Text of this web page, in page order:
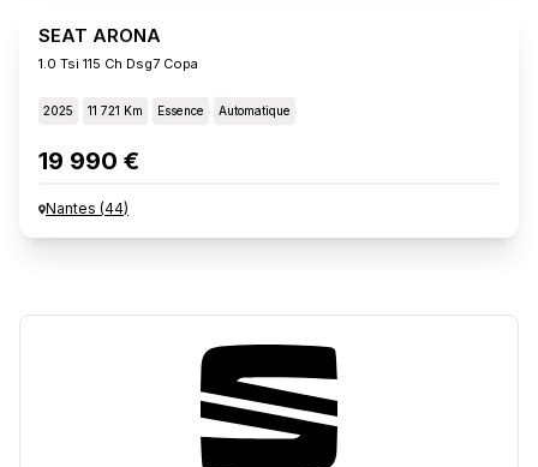
SEAT ARONA
1.0 Tsi 115 Ch Dsg7 Copa
2025 11 721 Km Essence Automatique
19 990 €
Nantes (44)